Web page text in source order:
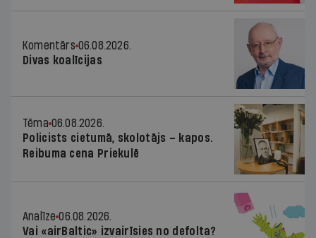
Komentārs 06.08.2026.
Divas koalīcijas
Tēma 06.08.2026.
Policists cietumā, skolotājs – kapos.
Reibuma cena Priekulē
Analīze 06.08.2026.
Vai «airBaltic» izvairīsies no defolta?